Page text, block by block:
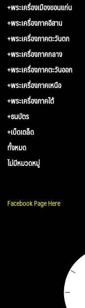
+พระเครื่องเมืองขอนแก่น
+พระเครื่องภาคอีสาน
+พระเครื่องภาคตะวันตก
+พระเครื่องภาคกลาง
+พระเครื่องภาคตะวันออก
+พระเครื่องภาคเหนือ
+พระเครื่องภาคใต้
+ธนบัตร
+เบ็ดเตล็ด
ทั้งหมด
ไม่มีหมวดหมู่
Facebook Page Here